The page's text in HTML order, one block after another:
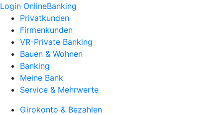
Login OnlineBanking
Privatkunden
Firmenkunden
VR-Private Banking
Bauen & Wohnen
Banking
Meine Bank
Service & Mehrwerte
Girokonto & Bezahlen